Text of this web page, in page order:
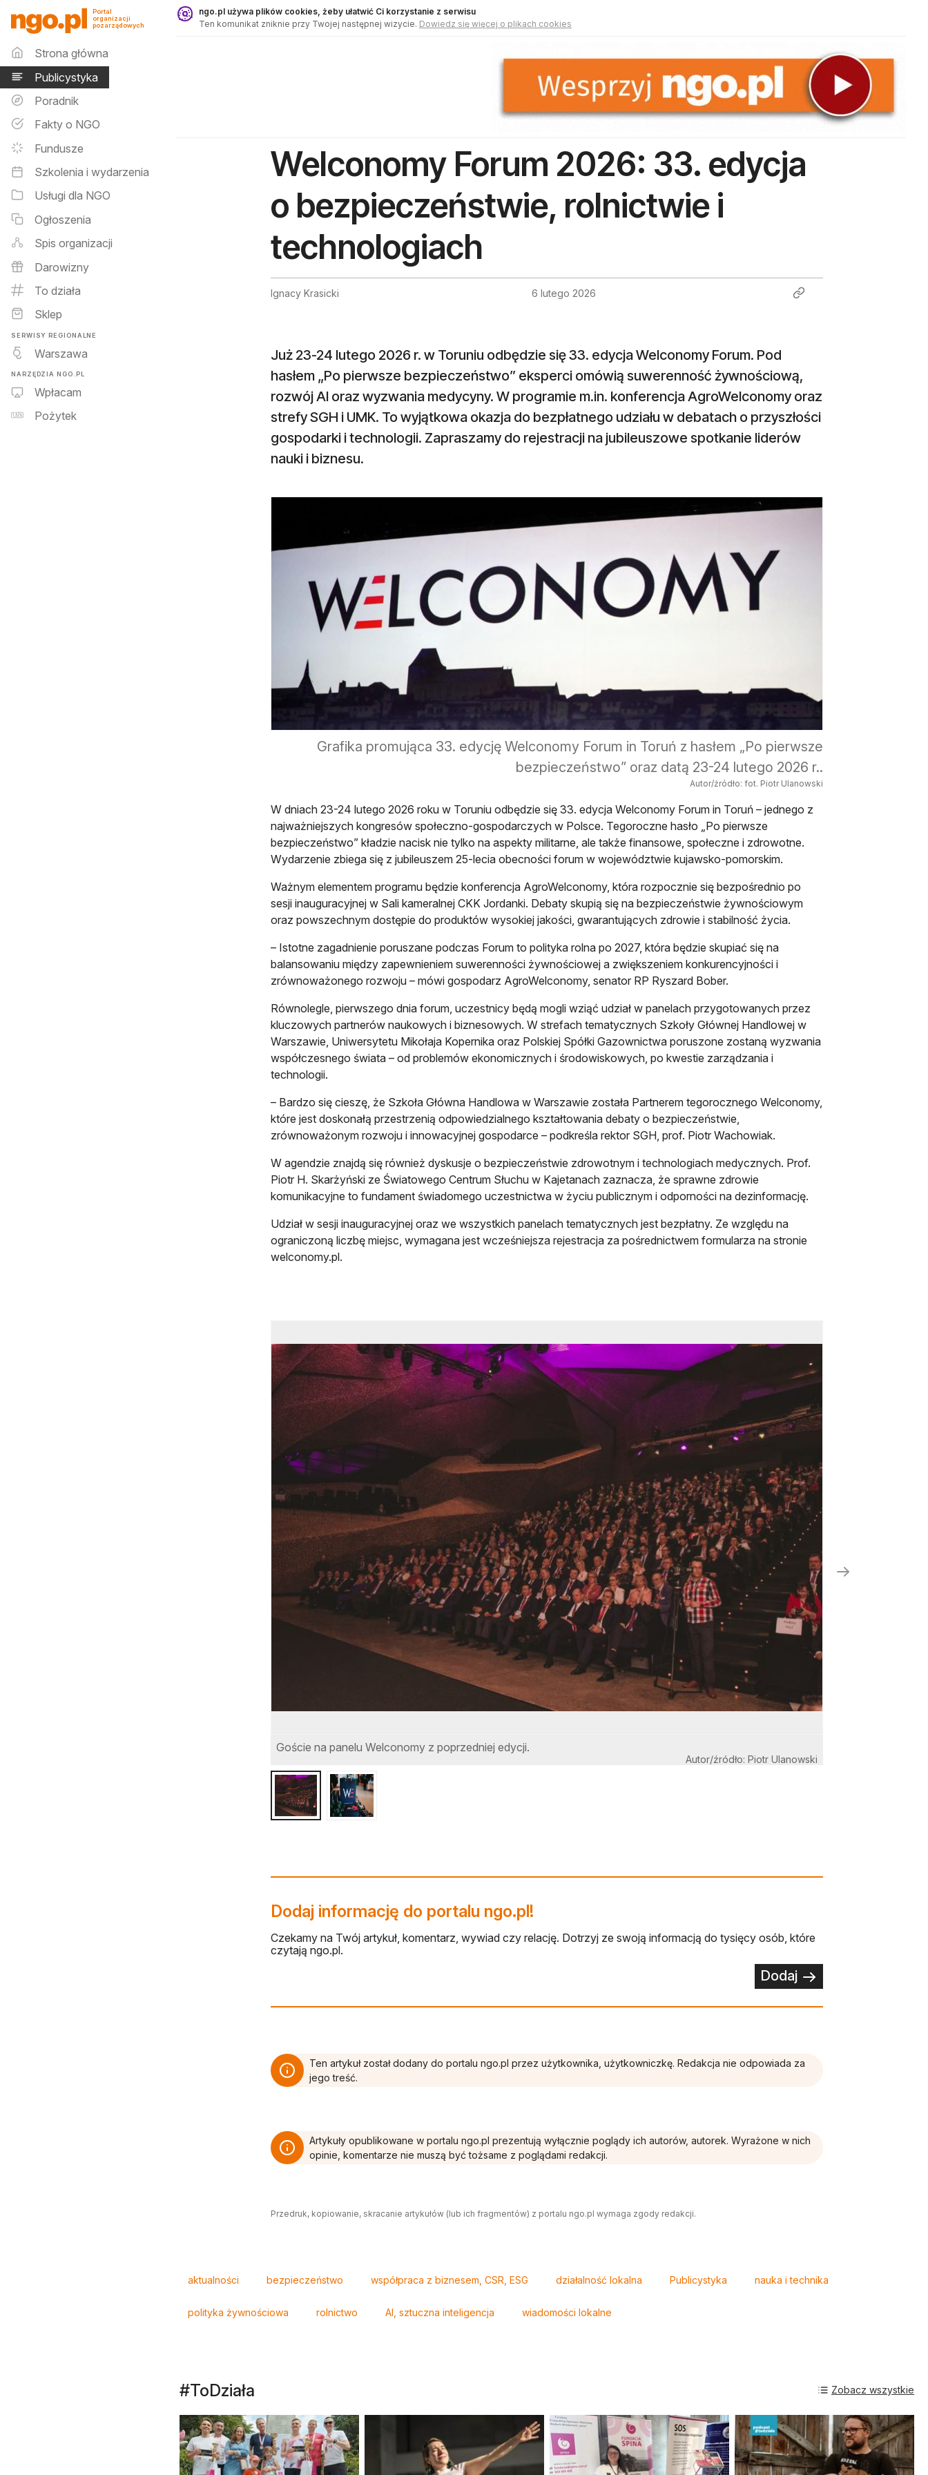
Publicystyka - ngo.pl
Portal
organizacji
pozarządowych
Menu główne
Strona główna
Publicystyka
Poradnik
Fakty o NGO
Fundusze
Szkolenia i wydarzenia
Usługi dla NGO
Ogłoszenia
Spis organizacji
Darowizny
To działa
Sklep
SERWISY REGIONALNE
Warszawa
NARZĘDZIA NGO.PL
Wpłacam
Pożytek
ngo.pl używa plików cookies, żeby ułatwić Ci korzystanie z serwisu
Ten komunikat zniknie przy Twojej następnej wizycie. Dowiedz się więcej o plikach cookies
Welconomy Forum 2026: 33. edycja
o bezpieczeństwie, rolnictwie i
technologiach
Ignacy Krasicki 6 lutego 2026
Już 23-24 lutego 2026 r. w Toruniu odbędzie się 33. edycja Welconomy Forum. Pod
hasłem „Po pierwsze bezpieczeństwo” eksperci omówią suwerenność żywnościową,
rozwój AI oraz wyzwania medycyny. W programie m.in. konferencja AgroWelconomy oraz
strefy SGH i UMK. To wyjątkowa okazja do bezpłatnego udziału w debatach o przyszłości
gospodarki i technologii. Zapraszamy do rejestracji na jubileuszowe spotkanie liderów
nauki i biznesu.
Grafika promująca 33. edycję Welconomy Forum in Toruń z hasłem „Po pierwsze
bezpieczeństwo” oraz datą 23-24 lutego 2026 r..
Autor/źródło: fot. Piotr Ulanowski
W dniach 23-24 lutego 2026 roku w Toruniu odbędzie się 33. edycja Welconomy Forum in Toruń – jednego z
najważniejszych kongresów społeczno-gospodarczych w Polsce. Tegoroczne hasło „Po pierwsze
bezpieczeństwo” kładzie nacisk nie tylko na aspekty militarne, ale także finansowe, społeczne i zdrowotne.
Wydarzenie zbiega się z jubileuszem 25-lecia obecności forum w województwie kujawsko-pomorskim.
Ważnym elementem programu będzie konferencja AgroWelconomy, która rozpocznie się bezpośrednio po
sesji inauguracyjnej w Sali kameralnej CKK Jordanki. Debaty skupią się na bezpieczeństwie żywnościowym
oraz powszechnym dostępie do produktów wysokiej jakości, gwarantujących zdrowie i stabilność życia.
– Istotne zagadnienie poruszane podczas Forum to polityka rolna po 2027, która będzie skupiać się na
balansowaniu między zapewnieniem suwerenności żywnościowej a zwiększeniem konkurencyjności i
zrównoważonego rozwoju – mówi gospodarz AgroWelconomy, senator RP Ryszard Bober.
Równolegle, pierwszego dnia forum, uczestnicy będą mogli wziąć udział w panelach przygotowanych przez
kluczowych partnerów naukowych i biznesowych. W strefach tematycznych Szkoły Głównej Handlowej w
Warszawie, Uniwersytetu Mikołaja Kopernika oraz Polskiej Spółki Gazownictwa poruszone zostaną wyzwania
współczesnego świata – od problemów ekonomicznych i środowiskowych, po kwestie zarządzania i
technologii.
– Bardzo się cieszę, że Szkoła Główna Handlowa w Warszawie została Partnerem tegorocznego Welconomy,
które jest doskonałą przestrzenią odpowiedzialnego kształtowania debaty o bezpieczeństwie,
zrównoważonym rozwoju i innowacyjnej gospodarce – podkreśla rektor SGH, prof. Piotr Wachowiak.
W agendzie znajdą się również dyskusje o bezpieczeństwie zdrowotnym i technologiach medycznych. Prof.
Piotr H. Skarżyński ze Światowego Centrum Słuchu w Kajetanach zaznacza, że sprawne zdrowie
komunikacyjne to fundament świadomego uczestnictwa w życiu publicznym i odporności na dezinformację.
Udział w sesji inauguracyjnej oraz we wszystkich panelach tematycznych jest bezpłatny. Ze względu na
ograniczoną liczbę miejsc, wymagana jest wcześniejsza rejestracja za pośrednictwem formularza na stronie
welconomy.pl.
Goście na panelu Welconomy z poprzedniej edycji.
Autor/źródło: Piotr Ulanowski
Dodaj informację do portalu ngo.pl!
Czekamy na Twój artykuł, komentarz, wywiad czy relację. Dotrzyj ze swoją informacją do tysięcy osób, które
czytają ngo.pl.
Dodaj
Ten artykuł został dodany do portalu ngo.pl przez użytkownika, użytkowniczkę. Redakcja nie odpowiada za
jego treść.
Artykuły opublikowane w portalu ngo.pl prezentują wyłącznie poglądy ich autorów, autorek. Wyrażone w nich
opinie, komentarze nie muszą być tożsame z poglądami redakcji.
Przedruk, kopiowanie, skracanie artykułów (lub ich fragmentów) z portalu ngo.pl wymaga zgody redakcji.
aktualności bezpieczeństwo współpraca z biznesem, CSR, ESG działalność lokalna Publicystyka nauka i technika
polityka żywnościowa rolnictwo AI, sztuczna inteligencja wiadomości lokalne
#ToDziała Zobacz wszystkie